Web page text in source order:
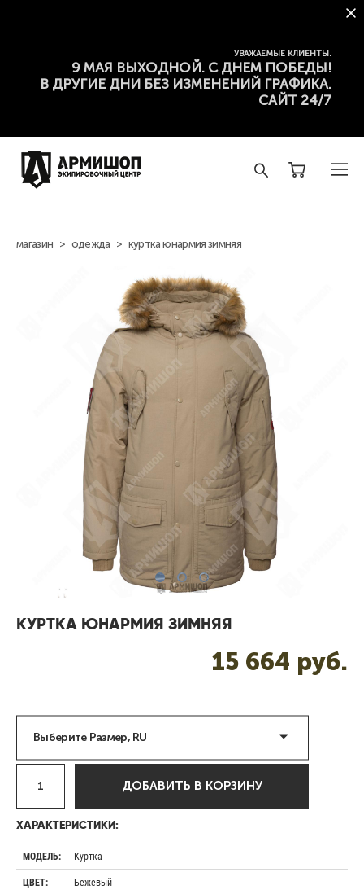
УВАЖАЕМЫЕ КЛИЕНТЫ.
9 МАЯ ВЫХОДНОЙ. С ДНЕМ ПОБЕДЫ!
В ДРУГИЕ ДНИ БЕЗ ИЗМЕНЕНИЙ ГРАФИКА.
САЙТ 24/7
магазин > одежда > куртка юнармия зимняя
КУРТКА ЮНАРМИЯ ЗИМНЯЯ
15 664 pуб.
Выберите Размер, RU
ДОБАВИТЬ В КОРЗИНУ
ХАРАКТЕРИСТИКИ:
МОДЕЛЬ: Куртка
ЦВЕТ: Бежевый